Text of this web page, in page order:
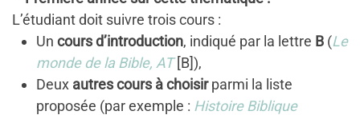
L’étudiant doit suivre trois cours :
Un cours d’introduction, indiqué par la lettre B (Le
monde de la Bible, AT[B]),
Deux autres cours à choisirparmi la liste
proposée (par exemple : Histoire Biblique